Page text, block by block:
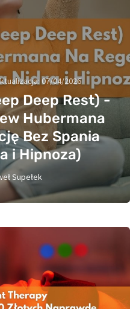
07/04/2026
Deep Rest) -
Hubermana
Bez Spania
i Hipnoza)
Supełek